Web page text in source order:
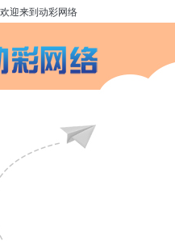
欢迎来到动彩网络